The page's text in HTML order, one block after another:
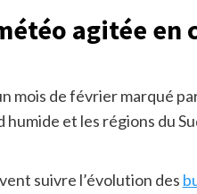
agitée en
mois de février marqué
et les régions du
suivre l’évolution des